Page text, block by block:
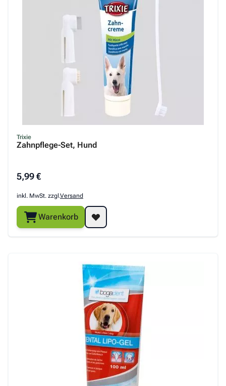
Trixie
Zahnpflege-Set, Hund
5,99 €
inkl. MwSt. zzgl.Versand
Warenkorb